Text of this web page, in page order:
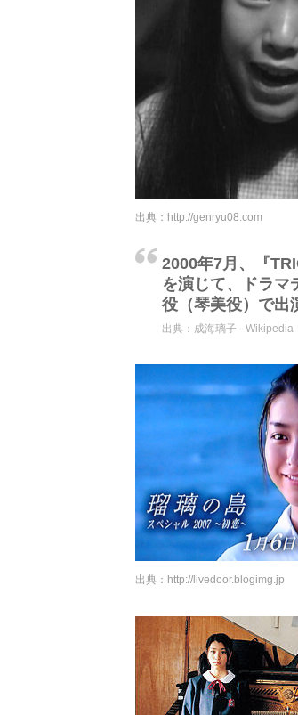
出典： http://genryu08.com
2000年7月、『
を演じて、ドラマ
役（琴美役）で出
出典： 成海璃子 - Wikipedia
出典： http://livedoor.blogimg.jp